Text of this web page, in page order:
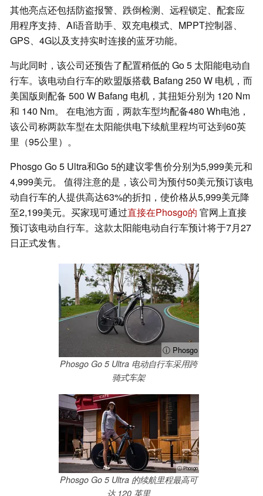
其他亮点还包括防盗报警、跌倒检测、远程锁定、配套应
用程序支持、AI语音助手、双充电模式、MPPT控制器、
GPS、4G以及支持实时连接的蓝牙功能。
与此同时，该公司还预告了配置稍低的 Go 5 太阳能电动自
行车。该电动自行车的欧盟版搭载 Bafang 250 W 电机，而
美国版则配备 500 W Bafang 电机，其扭矩分别为 120 Nm
和 140 Nm。 在电池方面，两款车型均配备480 Wh电池，
该公司称两款车型在太阳能供电下续航里程均可达到60英
里（95公里）。
Phosgo Go 5 Ultra和Go 5的建议零售价分别为5,999美元和
4,999美元。 值得注意的是，该公司为预付50美元预订该电
动自行车的人提供高达63%的折扣，使价格从5,999美元降
至2,199美元。买家现可通过直接在Phosgo的 官网上直接
预订该电动自行车。这款太阳能电动自行车预计将于7月27
日正式发售。
ⓘ Phosgo
Phosgo Go 5 Ultra 电动自行车采用跨
骑式车架
ⓘ Phosgo
Phosgo Go 5 Ultra 的续航里程最高可
达 120 英里